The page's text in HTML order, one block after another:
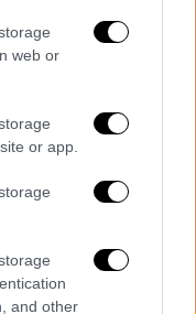
web or
or app.
and other
επισκέφτηκαν
βοήθειας
‘πού είναι η
βρε άτιμε,
τέτοια ανήθικη
θεσμό και την
να